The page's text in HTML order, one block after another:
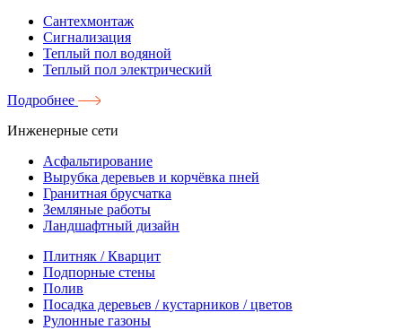
Сантехмонтаж
Сигнализация
Теплый пол водяной
Теплый пол электрический
Подробнее
Инженерные сети
Асфальтирование
Вырубка деревьев и корчёвка пней
Гранитная брусчатка
Земляные работы
Ландшафтный дизайн
Плитняк / Кварцит
Подпорные стены
Полив
Посадка деревьев / кустарников / цветов
Рулонные газоны